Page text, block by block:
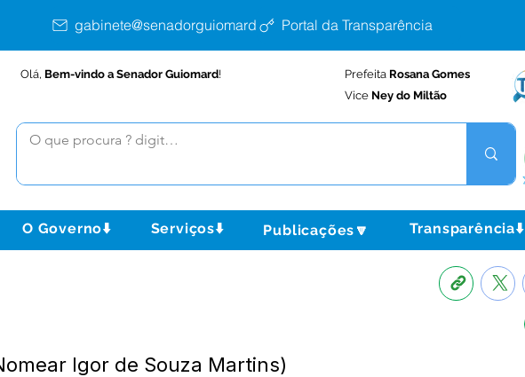
gabinete@senadorguiomard.ac.gov.brPortal da Transparência
Olá, Bem-vindo a Senador Guiomard! Prefeita Rosana Gomes
Vice Ney do Miltão
O Governo⬇️ Serviços⬇️ Publicações🔽 Transparência⬇️
Igor de Souza Martins)